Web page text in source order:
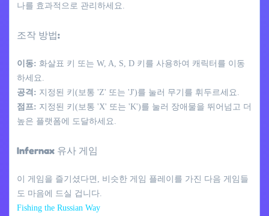
나를 효과적으로 관리하세요.
조작 방법:
이동: 화살표 키 또는 W, A, S, D 키를 사용하여 캐릭터를 이동
하세요.
공격: 지정된 키(보통 'Z' 또는 'J')를 눌러 무기를 휘두르세요.
점프: 지정된 키(보통 'X' 또는 'K')를 눌러 장애물을 뛰어넘고 더
높은 플랫폼에 도달하세요.
Infernax 유사 게임
이 게임을 즐기셨다면, 비슷한 게임 플레이를 가진 다음 게임들
도 마음에 드실 겁니다.
Fishing the Russian Way